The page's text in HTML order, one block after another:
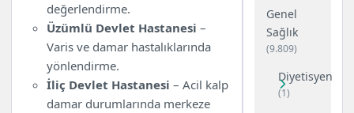
değerlendirme.
Üzümlü Devlet Hastanesi –
Varis ve damar hastalıklarında
yönlendirme.
İliç Devlet Hastanesi – Acil kalp
damar durumlarında merkeze
Genel
Sağlık
(9.809)
Diyetisyen
(1)